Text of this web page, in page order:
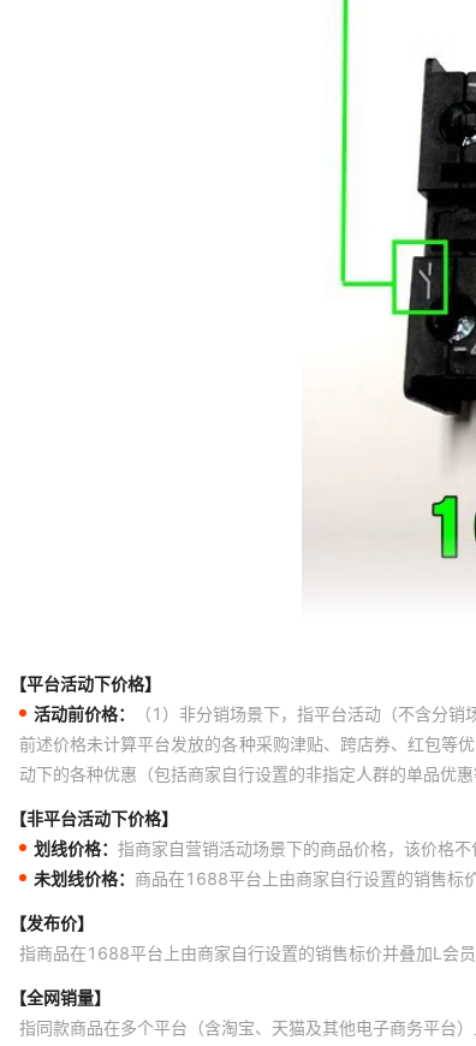
【平台活动下价格】
活动前价格：
（1）非分销场景下，指平台活动（不含分
前述价格未计算平台发放的各种采购津贴、跨店券、红包等
动下的各种优惠（包括商家自行设置的非指定人群的单品优
【非平台活动下价格】
划线价格： 指商家自营销活动场景下的商品价格，该价格
未划线价格： 商品在1688平台上由商家自行设置的销售标
【发布价】
指商品在1688平台上由商家自行设置的销售标价并叠加L会
【全网销量】
指同款商品在多个平台（含淘宝、天猫及其他电子商务平台